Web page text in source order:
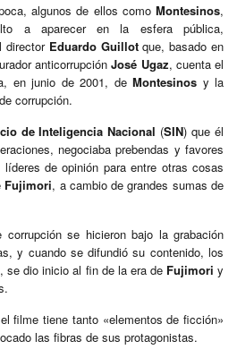
algunos de ellos como Montesinos,
a aparecer en la esfera pública,
director Eduardo Guillotque, basado en
anticorrupciónJosé Ugaz, cuenta el
en junio de 2001, de Montesinos y la
corrupción.
de Inteligencia Nacional (SIN) que él
negociaba prebendas y favores
de opinión para entre otras cosas
Fujimori, a cambio de grandes sumas de
corrupción se hicieron bajo la grabación
y cuando se difundió su contenido, los
, se dio inicio al fin de la era de Fujimori y
filme tiene tanto «elementos de ficción»
las fibras de sus protagonistas.